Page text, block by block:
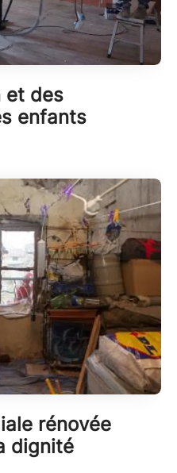
et des
enfants
rénovée
dignité